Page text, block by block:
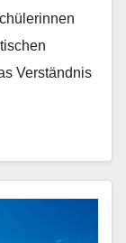
Verständnis